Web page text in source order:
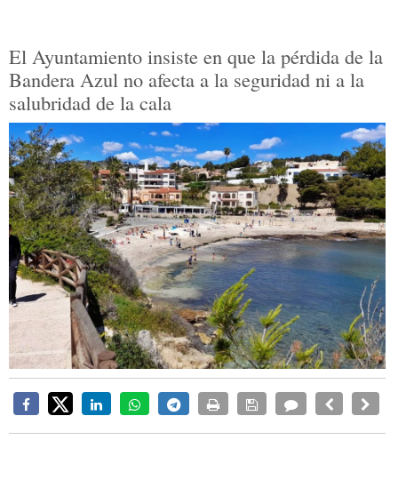
El Ayuntamiento insiste en que la pérdida de la
Bandera Azul no afecta a la seguridad ni a la
salubridad de la cala